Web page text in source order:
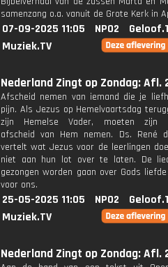
samenzang o.a. vanuit de Grote Kerk in
07-09-2025 11:05 NPO2
Muziek.TV
Nederland Zingt op Zondag: Afl.
Afscheid nemen van iemand die je
pijn. Als Jezus op Hemelvaartsdag
zijn Hemelse Vader, moeten zijn
afscheid van Hem nemen. Ds. René
vertelt wat Jezus voor de leerlingen
niet aan hun lot over te laten. De
gezongen worden gaan over Gods
voor ons.
25-05-2025 11:05 NPO2
Muziek.TV
Nederland Zingt op Zondag: Afl.